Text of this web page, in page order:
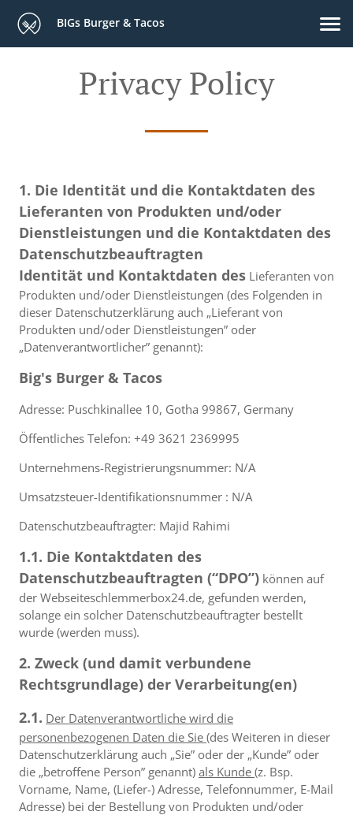
BIGs Burger & Tacos
Privacy Policy
1. Die Identität und die Kontaktdaten des
Lieferanten von Produkten und/oder
Dienstleistungen und die Kontaktdaten des
Datenschutzbeauftragten
Identität und Kontaktdaten des Lieferanten von
Produkten und/oder Dienstleistungen (des Folgenden in
dieser Datenschutzerklärung auch „Lieferant von
Produkten und/oder Dienstleistungen” oder
„Datenverantwortlicher” genannt):
Big's Burger & Tacos
Adresse: Puschkinallee 10, Gotha 99867, Germany
Öffentliches Telefon: +49 3621 2369995
Unternehmens-Registrierungsnummer: N/A
Umsatzsteuer-Identifikationsnummer : N/A
Datenschutzbeauftragter: Majid Rahimi
1.1. Die Kontaktdaten des
Datenschutzbeauftragten (“DPO”) können auf
der Webseiteschlemmerbox24.de, gefunden werden,
solange ein solcher Datenschutzbeauftragter bestellt
wurde (werden muss).
2. Zweck (und damit verbundene
Rechtsgrundlage) der Verarbeitung(en)
2.1. Der Datenverantwortliche wird die
personenbezogenen Daten die Sie (des Weiteren in dieser
Datenschutzerklärung auch „Sie” oder der „Kunde” oder
die „betroffene Person” genannt) als Kunde (z. Bsp.
Vorname, Name, (Liefer-) Adresse, Telefonnummer, E-Mail
Adresse) bei der Bestellung von Produkten und/oder